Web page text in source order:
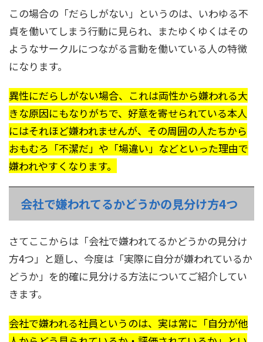
この場合の「だらしがない」というのは、いわゆる不
貞を働いてしまう行動に見られ、またゆくゆくはその
ようなサークルにつながる言動を働いている人の特徴
になります。
異性にだらしがない場合、これは両性から嫌われる大
きな原因にもなりがちで、好意を寄せられている本人
にはそれほど嫌われませんが、その周囲の人たちから
おもむろ「不潔だ」や「場違い」などといった理由で
嫌われやすくなります。
会社で嫌われてるかどうかの見分け方4つ
さてここからは「会社で嫌われてるかどうかの見分け
方4つ」と題し、今度は「実際に自分が嫌われているか
どうか」を的確に見分ける方法についてご紹介してい
きます。
会社で嫌われる社員というのは、実は常に「自分が他